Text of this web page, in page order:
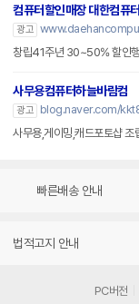
컴퓨터할인매장 대한컴퓨터
광고
사무용컴퓨터하늘바람컴
광고
blog.naver.com/
사무용,게이밍,캐드포토샵 조
빠른배송 안내
법적고지 안내
PC버전